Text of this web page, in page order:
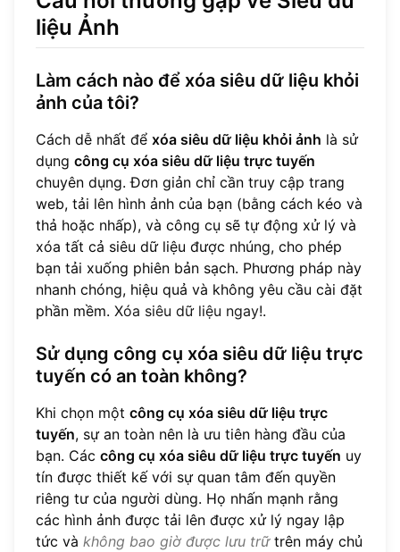
liệu Ảnh
Làm cách nào để xóa siêu dữ liệu khỏi
ảnh của tôi?
Cách dễ nhất để xóa siêu dữ liệu khỏi ảnh là sử
dụng công cụ xóa siêu dữ liệu trực tuyến
chuyên dụng. Đơn giản chỉ cần truy cập trang
web, tải lên hình ảnh của bạn (bằng cách kéo và
thả hoặc nhấp), và công cụ sẽ tự động xử lý và
xóa tất cả siêu dữ liệu được nhúng, cho phép
bạn tải xuống phiên bản sạch. Phương pháp này
nhanh chóng, hiệu quả và không yêu cầu cài đặt
phần mềm. Xóa siêu dữ liệu ngay!.
Sử dụng công cụ xóa siêu dữ liệu trực
tuyến có an toàn không?
Khi chọn một công cụ xóa siêu dữ liệu trực
tuyến, sự an toàn nên là ưu tiên hàng đầu của
bạn. Các công cụ xóa siêu dữ liệu trực tuyến uy
tín được thiết kế với sự quan tâm đến quyền
riêng tư của người dùng. Họ nhấn mạnh rằng
các hình ảnh được tải lên được xử lý ngay lập
tức và không bao giờ được lưu trữtrên máy chủ